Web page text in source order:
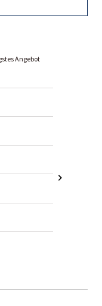
Angebot